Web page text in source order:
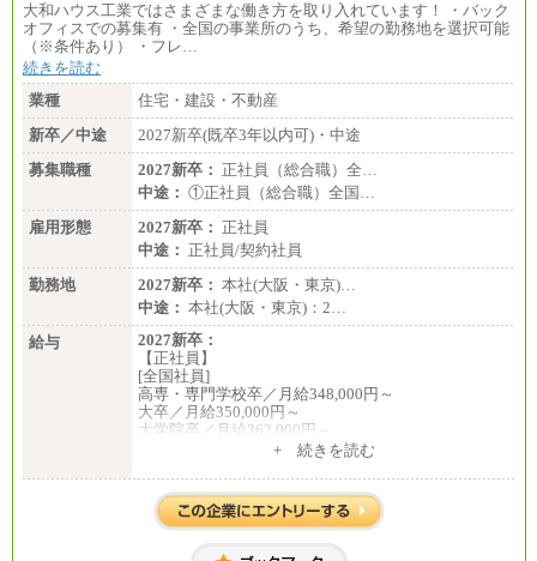
大和ハウス工業ではさまざまな働き方を取り入れています！ ・バック
オフィスでの募集有 ・全国の事業所のうち、希望の勤務地を選択可能
（※条件あり） ・フレ…
続きを読む
業種
住宅・建設・不動産
新卒／中途
2027新卒(既卒3年以内可)・中途
募集職種
2027新卒： 正社員（総合職）全…
中途： ①正社員（総合職）全国…
雇用形態
2027新卒： 正社員
中途： 正社員/契約社員
勤務地
2027新卒： 本社(大阪・東京)…
中途： 本社(大阪・東京)：2…
給与
2027新卒：
【正社員】
[全国社員]
高専・専門学校卒／月給348,000円～
大卒／月給350,000円～
大学院卒／月給362,000円～
[地域社員]月給295,000円～
【正社員】
[全国社員]月給348,000円～
[地域社員]月給295,000円～
【契約社員】月給200,000円～
+ 続きを読む